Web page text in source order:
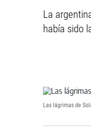
La
había sido
Las lágrimas de